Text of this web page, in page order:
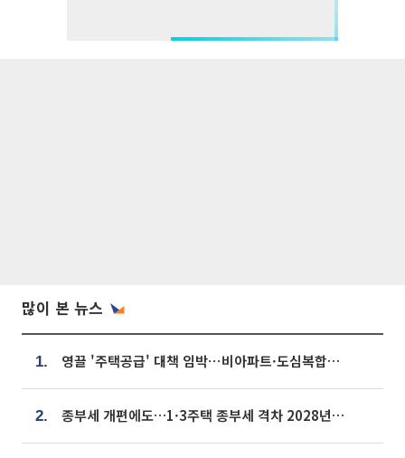
많이 본 뉴스
1. 영끌 '주택공급' 대책 임박⋯비아파트·도심복합까지 총동원
2. 종부세 개편에도…1·3주택 종부세 격차 2028년부터 확대